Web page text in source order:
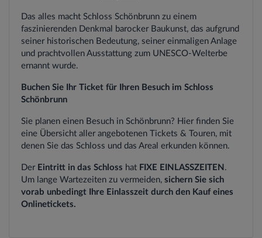
Das alles macht Schloss Schönbrunn zu einem
faszinierenden Denkmal barocker Baukunst, das aufgrund
seiner historischen Bedeutung, seiner einmaligen Anlage
und prachtvollen Ausstattung zum UNESCO-Welterbe
ernannt wurde.
Buchen Sie Ihr Ticket für Ihren Besuch im Schloss
Schönbrunn
Sie planen einen Besuch in Schönbrunn? Hier finden Sie
eine Übersicht aller angebotenen Tickets & Touren, mit
denen Sie das Schloss und das Areal erkunden können.
Der Eintritt in das Schloss hat FIXE EINLASSZEITEN .
Um lange Wartezeiten zu vermeiden, sichern Sie sich
vorab unbedingt Ihre Einlasszeit durch den Kauf eines
Onlinetickets.